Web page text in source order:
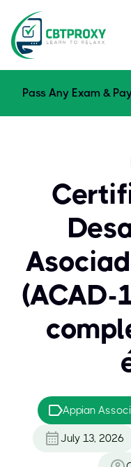
Pass Any Exam &
(ACAD-
Appian
July 13, 2026